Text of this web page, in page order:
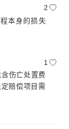
2
本身的损失
1
伤亡处置费
赔偿项目需